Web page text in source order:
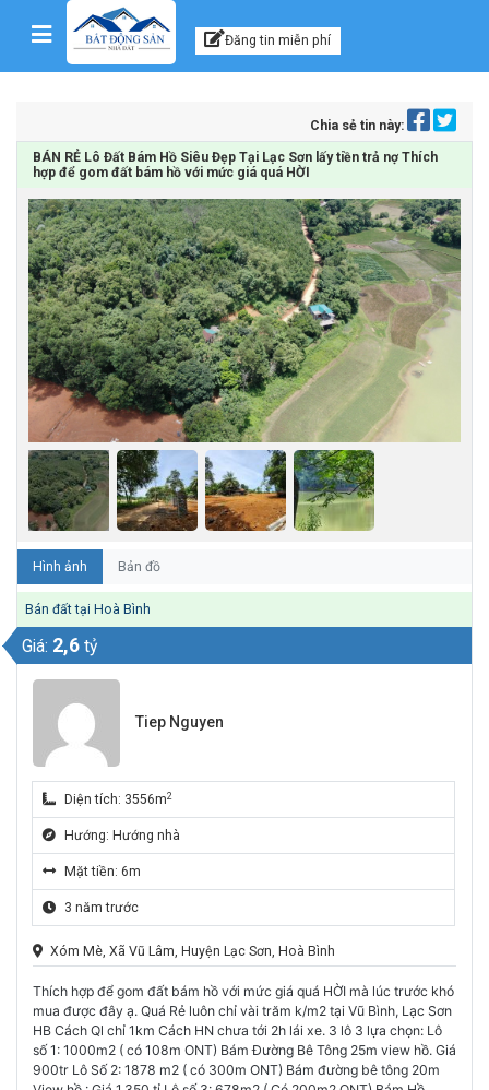
Skip to content Kênh thông tin, tư vấn
Đăng tin miễn phí
Chia sẻ tin này:
BÁN RẺ Lô Đất Bám Hồ Siêu Đẹp Tại Lạc Sơn lấy tiền trả nợ Thích
hợp để gom đất bám hồ với mức giá quá HỜI
Hình ảnh Bản đồ
Bán đất tại Hoà Bình
Giá: 2,6 tỷ
Tiep Nguyen
Diện tích: 3556m2
Hướng: Hướng nhà
Mặt tiền: 6m
3 năm trước
Xóm Mè, Xã Vũ Lâm, Huyện Lạc Sơn, Hoà Bình
Thích hợp để gom đất bám hồ với mức giá quá HỜI mà lúc trước khó
mua được đây ạ. Quá Rẻ luôn chỉ vài trăm k/m2 tại Vũ Bình, Lạc Sơn
HB Cách Ql chỉ 1km Cách HN chưa tới 2h lái xe. 3 lô 3 lựa chọn: Lô
số 1: 1000m2 ( có 108m ONT) Bám Đường Bê Tông 25m view hồ. Giá
900tr Lô Số 2: 1878 m2 ( có 300m ONT) Bám đường bê tông 20m